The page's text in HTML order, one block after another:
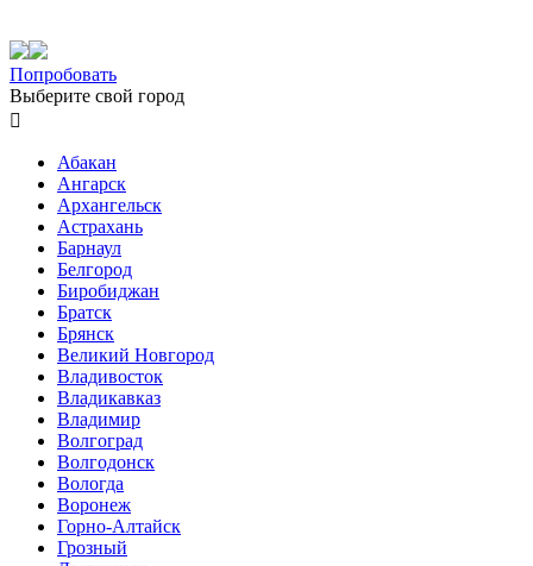
Попробовать
Выберите свой город

Абакан
Ангарск
Архангельск
Астрахань
Барнаул
Белгород
Биробиджан
Братск
Брянск
Великий Новгород
Владивосток
Владикавказ
Владимир
Волгоград
Волгодонск
Вологда
Воронеж
Горно-Алтайск
Грозный